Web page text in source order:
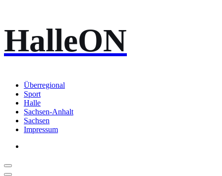
Inhalt
springen
HalleON
Überregional
Sport
Halle
Sachsen-Anhalt
Sachsen
Impressum